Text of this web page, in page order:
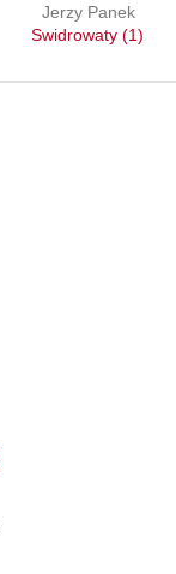
Jerzy Panek
Swidrowaty (1)